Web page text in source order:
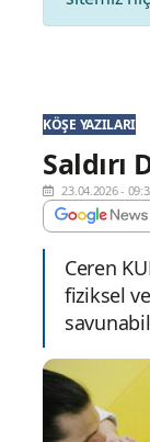
KÖŞE YAZILARI
Saldırı
23.04.2026 -
Ceren
fiziksel